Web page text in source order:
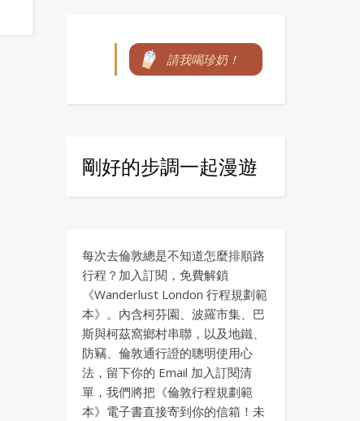
請我喝珍奶！
剛好的步調一起漫遊
每次去倫敦總是不知道怎麼排順路
行程？加入訂閱，免費解鎖
《Wanderlust London 行程規劃範
本》。內含柯芬園、波羅市集、巴
斯與柯茲窩鄉村串聯，以及地鐵、
防竊、倫敦通行證的聰明使用心
法，留下你的 Email 加入訂閱清
單，我們將把《倫敦行程規劃範
本》電子書直接寄到你的信箱！未